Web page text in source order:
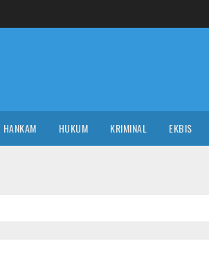
HANKAM HUKUM KRIMINAL EKBIS